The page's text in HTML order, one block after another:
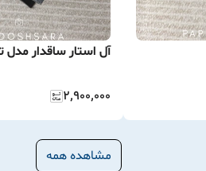
آل استار ساقدار مدل
۲٬۹۰۰٬۰۰۰
مشاهده همه